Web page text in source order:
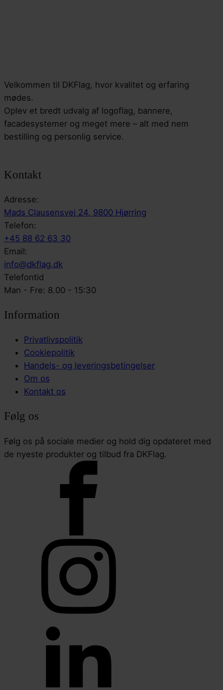
Velkommen til DKFlag, hvor kvalitet og erfaring
mødes.
Oplev et bredt udvalg af logoflag, bannere,
facadesystemer og meget mere – alt med nem
bestilling og personlig service.
Kontakt
Adresse:
Mads Clausensvej 24, 9800 Hjørring
Telefon:
+45 88 62 63 30
Email:
info@dkflag.dk
Telefontid
Man - Fre: 8.00 - 15:30
Information
Privatlivspolitik
Cookiepolitik
Handels- og leveringsbetingelser
Om os
Kontakt os
Følg os
Følg os på sociale medier og hold dig opdateret med
de nyeste produkter og tilbud fra DKFlag.